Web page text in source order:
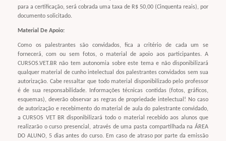
para a certificação, será cobrada uma taxa de R$ 50,00 (Cinquenta reais), por
documento solicitado.
Material De Apoio:
Como os palestrantes são convidados, fica a critério de cada um se
fornecerá, com ou sem fotos, o material de apoio aos participantes. A
CURSOS.VET.BR não tem autonomia sobre este tema e não disponibilizará
qualquer material de cunho intelectual dos palestrantes convidados sem sua
autorização. Cabe ressaltar que todo material disponibilizado pelo professor
é de sua responsabilidade. Informações técnicas contidas (fotos, gráficos,
esquemas), deverão observar as regras de propriedade intelectual! No caso
de autorização e recebimento do material de aula do palestrante convidado,
a CURSOS VET BR disponibilizará todo o material recebido aos alunos que
realizarão o curso presencial, através de uma pasta compartilhada na ÁREA
DO ALUNO, 5 dias antes do curso. Em caso de atraso por parte da emissão